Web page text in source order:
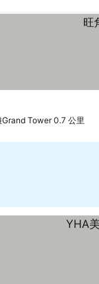
Grand Tower 0.7 公里